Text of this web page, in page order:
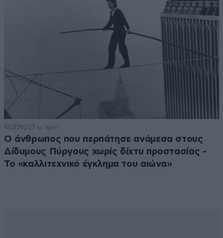
ΚΟΣΜΟΣ1 ω. πριν
Ο άνθρωπος που περπάτησε ανάμεσα στους
Δίδυμους Πύργους χωρίς δίχτυ προστασίας -
Το «καλλιτεχνικό έγκλημα του αιώνα»